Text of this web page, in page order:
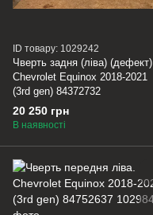
ID товару: 1029242
Чверть задня (ліва) (дефект)
Chevrolet Equinox 2018-2021
(3rd gen) 84372732
20 250 грн
В наявності